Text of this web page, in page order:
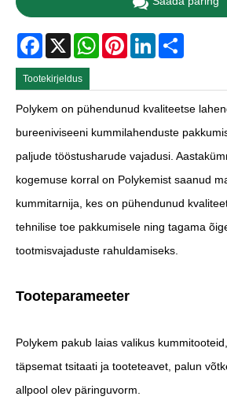
Facebook
X WhatsAppPinterestLinkedIn
Tootekirjeldus
Polykem on pühendunud kvaliteetse
bureeniviseeni kummilahenduste
paljude tööstusharude vajadusi.
kogemuse korral on Polykemist saanud
kummitarnija, kes on pühendunud
tehnilise toe pakkumisele ning tagama
tootmisvajaduste rahuldamiseks.
Tooteparameeter
Polykem pakub laias valikus
täpsemat tsitaati ja tooteteavet, palun
allpool olev päringuvorm.